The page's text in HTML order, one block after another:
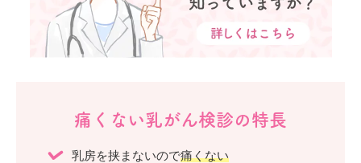
痛くない乳がん検診の特長
乳房を挟まないので痛くない